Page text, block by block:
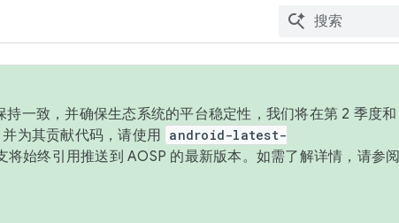
一致，并确保生态系统的平台稳定性，我们将在第 2 季度和
为其贡献代码，请使用 android-latest-
将始终引用推送到 AOSP 的最新版本。如需了解详情，请参阅